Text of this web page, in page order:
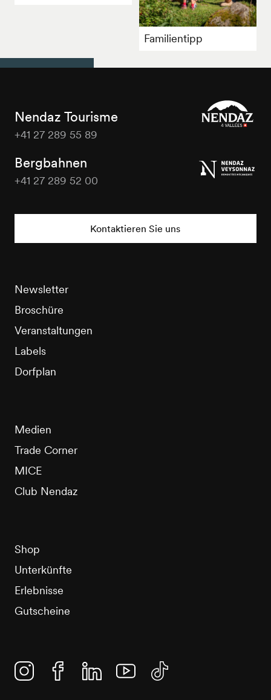
Familientipp
Nendaz Tourisme
+41 27 289 55 89
Bergbahnen
+41 27 289 52 00
Kontaktieren Sie uns
Newsletter
Broschüre
Veranstaltungen
Labels
Dorfplan
Medien
Trade Corner
MICE
Club Nendaz
Shop
Unterkünfte
Erlebnisse
Gutscheine